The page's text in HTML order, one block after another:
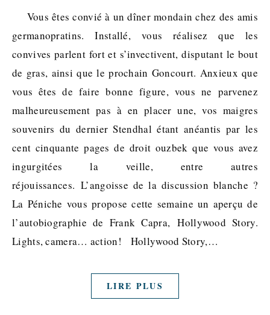
Vous êtes convié à un dîner mondain chez des amis
germanopratins. Installé, vous réalisez que les
convives parlent fort et s’invectivent, disputant le bout
de gras, ainsi que le prochain Goncourt. Anxieux que
vous êtes de faire bonne figure, vous ne parvenez
malheureusement pas à en placer une, vos maigres
souvenirs du dernier Stendhal étant anéantis par les
cent cinquante pages de droit ouzbek que vous avez
ingurgitées la veille, entre autres
réjouissances. L’angoisse de la discussion blanche ?
La Péniche vous propose cette semaine un aperçu de
l’autobiographie de Frank Capra, Hollywood Story.
Lights, camera… action! Hollywood Story,…
LIRE PLUS